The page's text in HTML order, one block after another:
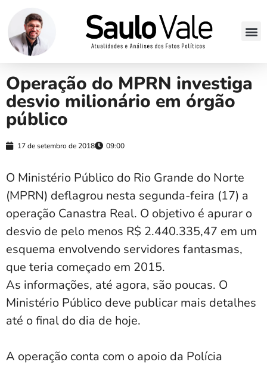
Operação do MPRN investiga
desvio milionário em órgão
público
17 de setembro de 2018 09:00
O Ministério Público do Rio Grande do Norte
(MPRN) deflagrou nesta segunda-feira (17) a
operação Canastra Real. O objetivo é apurar o
desvio de pelo menos R$ 2.440.335,47 em um
esquema envolvendo servidores fantasmas,
que teria começado em 2015.
As informações, até agora, são poucas. O
Ministério Público deve publicar mais detalhes
até o final do dia de hoje.
A operação conta com o apoio da Polícia